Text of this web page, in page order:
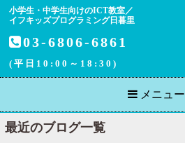
小学生・中学生向けのICT教室／
イフキッズプログラミング日暮里
03-6806-6861
(平日10:00～18:30)
メニュー
最近のブログ一覧